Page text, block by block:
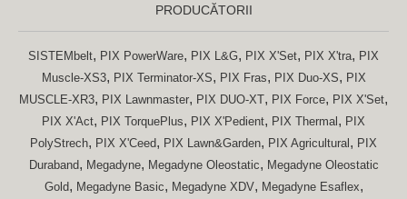
PRODUCĂTORII
SISTEMbelt, PIX PowerWare, PIX L&G, PIX X'Set, PIX X'tra, PIX
Muscle-XS3, PIX Terminator-XS, PIX Fras, PIX Duo-XS, PIX
MUSCLE-XR3, PIX Lawnmaster, PIX DUO-XT, PIX Force, PIX X'Set,
PIX X'Act, PIX TorquePlus, PIX X'Pedient, PIX Thermal , PIX
PolyStrech, PIX X'Ceed, PIX Lawn&Garden, PIX Agricultural , PIX
Duraband, Megadyne, Megadyne Oleostatic, Megadyne Oleostatic
Gold, Megadyne Basic, Megadyne XDV, Megadyne Esaflex,